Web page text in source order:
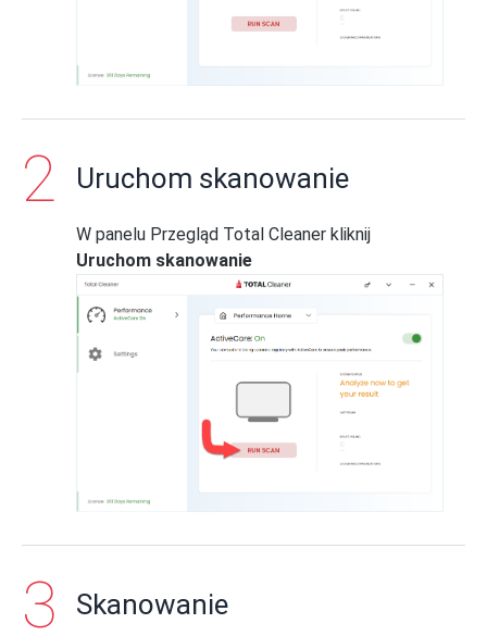
Uruchom skanowanie
W panelu Przegląd Total Cleaner kliknij
Uruchom skanowanie
Skanowanie